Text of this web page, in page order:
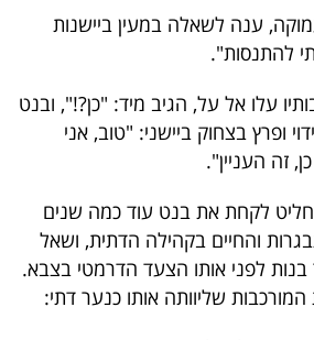
ענה לשאלה במעין ביישנות
להתנסות".
עלו אל על, הגיב מיד: "כן?!", ובנט
ופרץ בצחוק ביישני: "טוב, אני
זה העניין".
לקחת את בנט עוד כמה שנים
והחיים בקהילה הדתית, ושאל
בנות לפני אותו הצעד הדרמטי בצבא.
שליוותה אותו כנער דתי: